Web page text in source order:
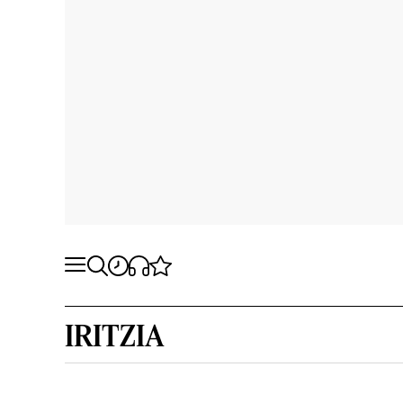
IRITZIA